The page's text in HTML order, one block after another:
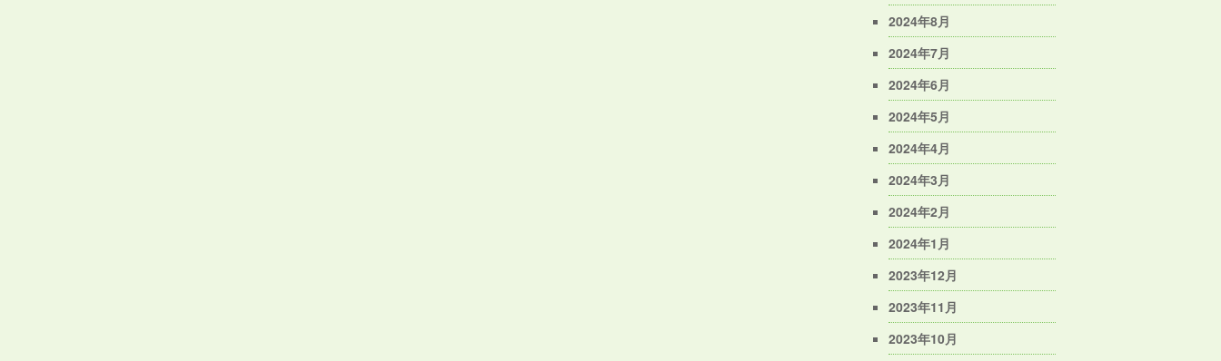
2024年8月
2024年7月
2024年6月
2024年5月
2024年4月
2024年3月
2024年2月
2024年1月
2023年12月
2023年11月
2023年10月